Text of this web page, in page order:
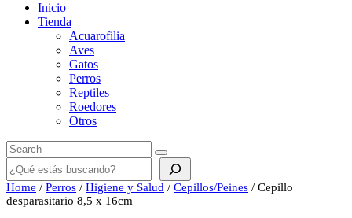
Inicio
Tienda
Acuarofilia
Aves
Gatos
Perros
Reptiles
Roedores
Otros
Buscar
Home / Perros / Higiene y Salud / Cepillos/Peines / Cepillo
desparasitario 8,5 x 16cm